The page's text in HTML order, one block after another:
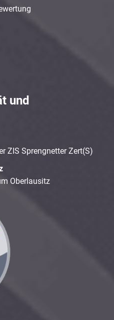
und
ZIS Sprengnetter Zert(S)
Oberlausitz